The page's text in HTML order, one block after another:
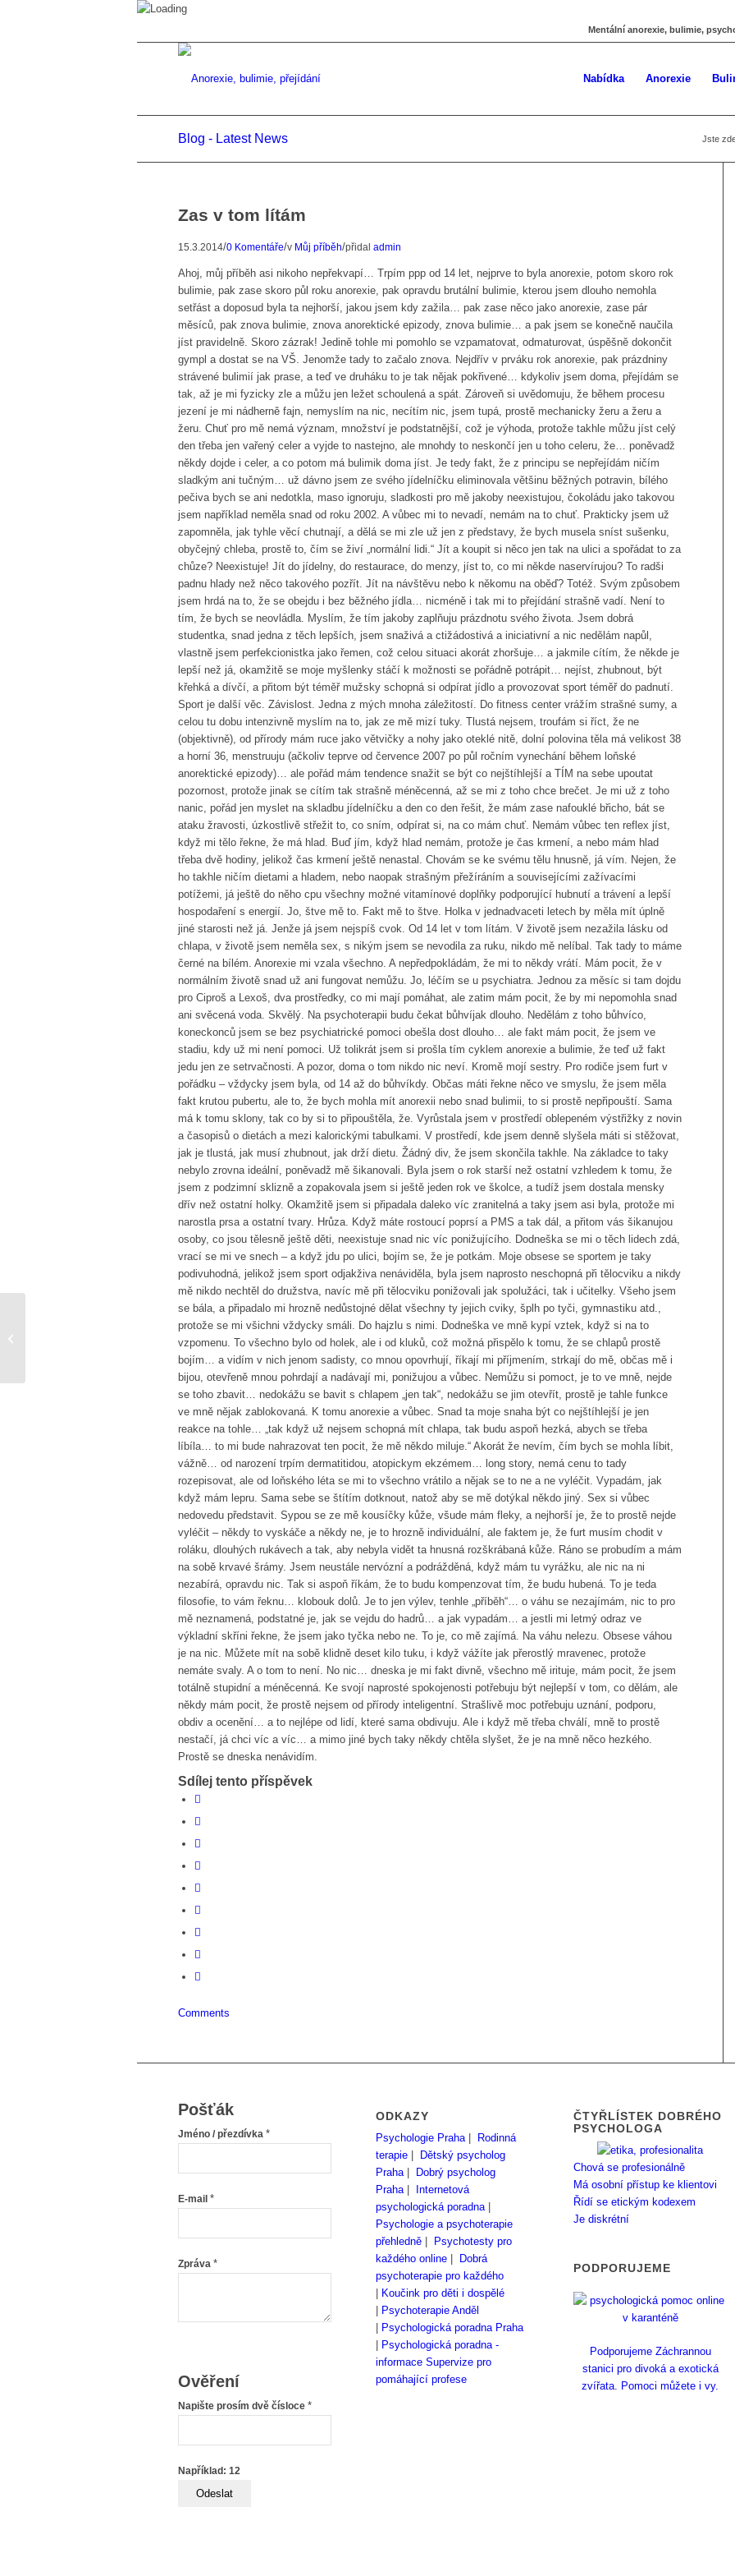
Mentální anorexie, bulimie,
Nabídka Anorexie
Blog - Latest News Jste
Zas v tom lítám
15.3.2014/0 Komentáře/v Můj příběh/přidal admin
Ahoj, můj příběh asi nikoho nepřekvapí… Trpím ppp od 14 let, nejprve to byla anorexie, potom skoro rok
bulimie, pak zase skoro půl roku anorexie, pak opravdu brutální bulimie, kterou jsem dlouho nemohla
setřást a doposud byla ta nejhorší, jakou jsem kdy zažila… pak zase něco jako anorexie, zase pár
měsíců, pak znova bulimie, znova anorektické epizody, znova bulimie… a pak jsem se konečně naučila
jíst pravidelně. Skoro zázrak! Jedině tohle mi pomohlo se vzpamatovat, odmaturovat, úspěšně dokončit
gympl a dostat se na VŠ. Jenomže tady to začalo znova. Nejdřív v prváku rok anorexie, pak prázdniny
strávené bulimií jak prase, a teď ve druháku to je tak nějak pokřivené… kdykoliv jsem doma, přejídám se
tak, až je mi fyzicky zle a můžu jen ležet schoulená a spát. Zároveň si uvědomuju, že během procesu
jezení je mi nádherně fajn, nemyslím na nic, necítím nic, jsem tupá, prostě mechanicky žeru a žeru a
žeru. Chuť pro mě nemá význam, množství je podstatnější, což je výhoda, protože takhle můžu jíst celý
den třeba jen vařený celer a vyjde to nastejno, ale mnohdy to neskončí jen u toho celeru, že… poněvadž
někdy dojde i celer, a co potom má bulimik doma jíst. Je tedy fakt, že z principu se nepřejídám ničím
sladkým ani tučným… už dávno jsem ze svého jídelníčku eliminovala většinu běžných potravin, bílého
pečiva bych se ani nedotkla, maso ignoruju, sladkosti pro mě jakoby neexistujou, čokoládu jako takovou
jsem například neměla snad od roku 2002. A vůbec mi to nevadí, nemám na to chuť. Prakticky jsem už
zapomněla, jak tyhle věcí chutnají, a dělá se mi zle už jen z představy, že bych musela sníst sušenku,
obyčejný chleba, prostě to, čím se živí „normální lidi.“ Jít a koupit si něco jen tak na ulici a spořádat to za
chůze? Neexistuje! Jít do jídelny, do restaurace, do menzy, jíst to, co mi někde naservírujou? To radši
padnu hlady než něco takového pozřít. Jít na návštěvu nebo k někomu na oběď? Totéž. Svým způsobem
jsem hrdá na to, že se obejdu i bez běžného jídla… nicméně i tak mi to přejídání strašně vadí. Není to
tím, že bych se neovládla. Myslím, že tím jakoby zaplňuju prázdnotu svého života. Jsem dobrá
studentka, snad jedna z těch lepších, jsem snaživá a ctižádostivá a iniciativní a nic nedělám napůl,
vlastně jsem perfekcionistka jako řemen, což celou situaci akorát zhoršuje… a jakmile cítím, že někde je
lepší než já, okamžitě se moje myšlenky stáčí k možnosti se pořádně potrápit… nejíst, zhubnout, být
křehká a dívčí, a přitom být téměř mužsky schopná si odpírat jídlo a provozovat sport téměř do padnutí.
Sport je další věc. Závislost. Jedna z mých mnoha záležitostí. Do fitness center vrážím strašné sumy, a
celou tu dobu intenzivně myslím na to, jak ze mě mizí tuky. Tlustá nejsem, troufám si říct, že ne
(objektivně), od přírody mám ruce jako větvičky a nohy jako oteklé nitě, dolní polovina těla má velikost 38
a horní 36, menstruuju (ačkoliv teprve od července 2007 po půl ročním vynechání během loňské
anorektické epizody)… ale pořád mám tendence snažit se být co nejštíhlejší a TÍM na sebe upoutat
pozornost, protože jinak se cítím tak strašně méněcenná, až se mi z toho chce brečet. Je mi už z toho
nanic, pořád jen myslet na skladbu jídelníčku a den co den řešit, že mám zase nafouklé břicho, bát se
ataku žravosti, úzkostlivě střežit to, co sním, odpírat si, na co mám chuť. Nemám vůbec ten reflex jíst,
když mi tělo řekne, že má hlad. Buď jím, když hlad nemám, protože je čas krmení, a nebo mám hlad
třeba dvě hodiny, jelikož čas krmení ještě nenastal. Chovám se ke svému tělu hnusně, já vím. Nejen, že
ho takhle ničím dietami a hladem, nebo naopak strašným přežíráním a souvisejícími zažívacími
potížemi, já ještě do něho cpu všechny možné vitamínové doplňky podporující hubnutí a trávení a lepší
hospodaření s energií. Jo, štve mě to. Fakt mě to štve. Holka v jednadvaceti letech by měla mít úplně
jiné starosti než já. Jenže já jsem nejspíš cvok. Od 14 let v tom lítám. V životě jsem nezažila lásku od
chlapa, v životě jsem neměla sex, s nikým jsem se nevodila za ruku, nikdo mě nelíbal. Tak tady to máme
černé na bílém. Anorexie mi vzala všechno. A nepředpokládám, že mi to někdy vrátí. Mám pocit, že v
normálním životě snad už ani fungovat nemůžu. Jo, léčím se u psychiatra. Jednou za měsíc si tam dojdu
pro Ciproš a Lexoš, dva prostředky, co mi mají pomáhat, ale zatim mám pocit, že by mi nepomohla snad
ani svěcená voda. Skvělý. Na psychoterapii budu čekat bůhvíjak dlouho. Nedělám z toho bůhvíco,
koneckonců jsem se bez psychiatrické pomoci obešla dost dlouho… ale fakt mám pocit, že jsem ve
stadiu, kdy už mi není pomoci. Už tolikrát jsem si prošla tím cyklem anorexie a bulimie, že teď už fakt
jedu jen ze setrvačnosti. A pozor, doma o tom nikdo nic neví. Kromě mojí sestry. Pro rodiče jsem furt v
pořádku – vždycky jsem byla, od 14 až do bůhvíkdy. Občas máti řekne něco ve smyslu, že jsem měla
fakt krutou pubertu, ale to, že bych mohla mít anorexii nebo snad bulimii, to si prostě nepřipouští. Sama
má k tomu sklony, tak co by si to připouštěla, že. Vyrůstala jsem v prostředí oblepeném výstřižky z novin
a časopisů o dietách a mezi kalorickými tabulkami. V prostředí, kde jsem denně slyšela máti si stěžovat,
jak je tlustá, jak musí zhubnout, jak drží dietu. Žádný div, že jsem skončila takhle. Na základce to taky
nebylo zrovna ideální, poněvadž mě šikanovali. Byla jsem o rok starší než ostatní vzhledem k tomu, že
jsem z podzimní sklizně a zopakovala jsem si ještě jeden rok ve školce, a tudíž jsem dostala mensky
dřív než ostatní holky. Okamžitě jsem si připadala daleko víc zranitelná a taky jsem asi byla, protože mi
narostla prsa a ostatní tvary. Hrůza. Když máte rostoucí poprsí a PMS a tak dál, a přitom vás šikanujou
osoby, co jsou tělesně ještě děti, neexistuje snad nic víc ponižujícího. Dodneška se mi o těch lidech zdá,
vrací se mi ve snech – a když jdu po ulici, bojím se, že je potkám. Moje obsese se sportem je taky
podivuhodná, jelikož jsem sport odjakživa nenáviděla, byla jsem naprosto neschopná při tělocviku a nikdy
mě nikdo nechtěl do družstva, navíc mě při tělocviku ponižovali jak spolužáci, tak i učitelky. Všeho jsem
se bála, a připadalo mi hrozně nedůstojné dělat všechny ty jejich cviky, šplh po tyči, gymnastiku atd.,
protože se mi všichni vždycky smáli. Do hajzlu s nimi. Dodneška ve mně kypí vztek, když si na to
vzpomenu. To všechno bylo od holek, ale i od kluků, což možná přispělo k tomu, že se chlapů prostě
bojím… a vidím v nich jenom sadisty, co mnou opovrhují, říkají mi příjmením, strkají do mě, občas mě i
bijou, otevřeně mnou pohrdají a nadávají mi, ponižujou a vůbec. Nemůžu si pomoct, je to ve mně, nejde
se toho zbavit… nedokážu se bavit s chlapem „jen tak“, nedokážu se jim otevřít, prostě je tahle funkce
ve mně nějak zablokovaná. K tomu anorexie a vůbec. Snad ta moje snaha být co nejštíhlejší je jen
reakce na tohle… „tak když už nejsem schopná mít chlapa, tak budu aspoň hezká, abych se třeba
líbíla… to mi bude nahrazovat ten pocit, že mě někdo miluje.“ Akorát že nevím, čím bych se mohla líbit,
vážně… od narození trpím dermatitidou, atopickym ekzémem… long story, nemá cenu to tady
rozepisovat, ale od loňského léta se mi to všechno vrátilo a nějak se to ne a ne vyléčit. Vypadám, jak
když mám lepru. Sama sebe se štítím dotknout, natož aby se mě dotýkal někdo jiný. Sex si vůbec
nedovedu představit. Sypou se ze mě kousíčky kůže, všude mám fleky, a nejhorší je, že to prostě nejde
vyléčit – někdy to vyskáče a někdy ne, je to hrozně individuální, ale faktem je, že furt musím chodit v
roláku, dlouhých rukávech a tak, aby nebyla vidět ta hnusná rozškrábaná kůže. Ráno se probudím a mám
na sobě krvavé šrámy. Jsem neustále nervózní a podrážděná, když mám tu vyrážku, ale nic na ni
nezabírá, opravdu nic. Tak si aspoň říkám, že to budu kompenzovat tím, že budu hubená. To je teda
filosofie, to vám řeknu… klobouk dolů. Je to jen výlev, tenhle „příběh“… o váhu se nezajímám, nic to pro
mě neznamená, podstatné je, jak se vejdu do hadrů… a jak vypadám… a jestli mi letmý odraz ve
výkladní skříni řekne, že jsem jako tyčka nebo ne. To je, co mě zajímá. Na váhu nelezu. Obsese váhou
je na nic. Můžete mít na sobě klidně deset kilo tuku, i když vážíte jak přerostlý mravenec, protože
nemáte svaly. A o tom to není. No nic… dneska je mi fakt divně, všechno mě irituje, mám pocit, že jsem
totálně stupidní a méněcenná. Ke svojí naprosté spokojenosti potřebuju být nejlepší v tom, co dělám, ale
někdy mám pocit, že prostě nejsem od přírody inteligentní. Strašlivě moc potřebuju uznání, podporu,
obdiv a ocenění… a to nejlépe od lidí, které sama obdivuju. Ale i když mě třeba chválí, mně to prostě
nestačí, já chci víc a víc… a mimo jiné bych taky někdy chtěla slyšet, že je na mně něco hezkého.
Prostě se dneska nenávidím.
Sdílej tento příspěvek
Comments
Pošťák
Jméno / přezdívka *
E-mail *
Zpráva *
Ověření
Napište prosím dvě čísloce *
Například: 12
ODKAZY
Psychologie Praha|
Rodinná
terapie
Dětský psycholog
Praha|
Dobrý psycholog
Praha|
Internetová
psychologická poradna|
Psychologie a psychoterapie
přehledně
Psychotesty pro
každého online
Dobrá
psychoterapie pro každého
Koučink pro děti i dospělé
Psychoterapie Anděl
Psychologická poradna Praha
Psychologická poradna -
informace Supervize pro
pomáhající profese
ČTYŘLÍSTEK DOBRÉHO
PSYCHOLOGA
Chová se profesionálně
Má osobní přístup ke klientovi
Řídí se etickým kodexem
Je diskrétní
PODPORUJEME
Podporujeme Záchrannou
stanici pro divoká a exotická
zvířata. Pomoci můžete i vy.